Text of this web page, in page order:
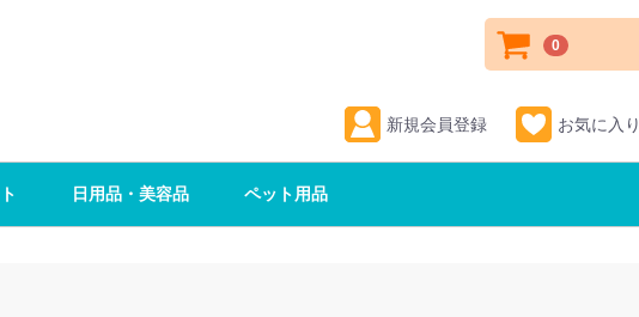
新規会員登録 お気に入り
0
日用品・美容品 ペット用品